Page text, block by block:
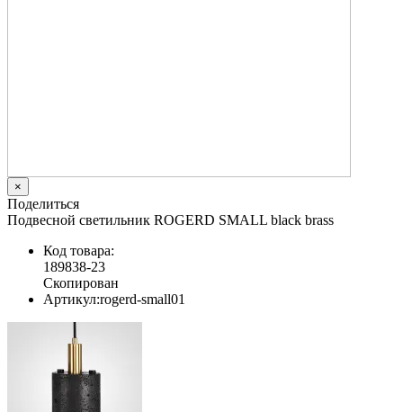
×
Поделиться
Подвесной светильник ROGERD SMALL black brass
Код товара:
189838-23
Скопирован
Артикул:rogerd-small01